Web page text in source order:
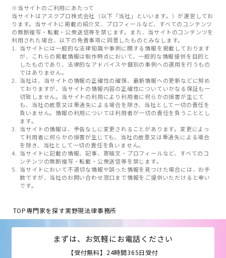
※当サイトのご利用にあたって
当サイトはアスクプロ株式会社（以下「当社」といいます。）が運営してお
ります。当サイトに掲載の紹介文、プロフィールなど、すべてのコンテンツ
の無断複写・転載・公衆送信等を禁じます。また、当サイトのコンテンツを
利用された場合、以下の免責事項に同意したものとみなします。
当サイトには一般的な法律知識や事例に関する情報を掲載しております
が、これらの掲載情報は制作時点において、一般的な情報提供を目的と
したものであり、法律的なアドバイスや個別の事例への適用を行うもの
ではありません。
当社は、当サイトの情報の正確性の確保、最新情報への更新などに努め
ておりますが、当サイトの情報内容の正確性についていかなる保証も一
切致しません。当サイトの利用により利用者に何らかの損害が生じて
も、当社の故意又は重過失による場合を除き、当社として一切の責任を
負いません。情報の利用については利用者が一切の責任を負うこととし
ます。
当サイトの情報は、予告なしに変更されることがあります。変更によっ
て利用者に何らかの損害が生じても、当社の故意又は重過失による場合
を除き、当社として一切の責任を負いません。
当サイトに記載の情報、記事、寄稿文・プロフィールなど、すべてのコ
ンテンツの無断複写・転載・公衆送信等を禁じます。
当サイトにおいて不適切な情報や誤った情報を見つけた場合には、お手
数ですが、当社のお問い合わせ窓口まで情報をご提供いただけると幸い
です。
TOP専門家を探す実野現法律事務所
まずは、お気軽にお電話ください
【受付無料】24時間365日受付